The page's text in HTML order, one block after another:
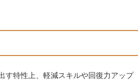
す特性上、軽減スキルや回復力アップ